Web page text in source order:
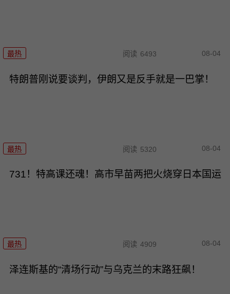
最热 阅读 6493 08-04
特朗普刚说要谈判，伊朗又是反手就是一巴掌！
最热 阅读 5320 08-04
731！特高课还魂！高市早苗两把火烧穿日本国运
最热 阅读 4909 08-04
泽连斯基的“清场行动”与乌克兰的末路狂飙！